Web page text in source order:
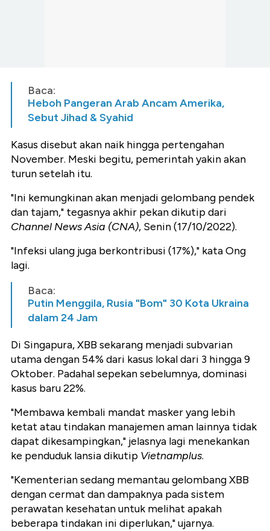
Baca:
Heboh Pangeran Arab Ancam Amerika,
Sebut Jihad & Syahid
Kasus disebut akan naik hingga pertengahan
November. Meski begitu, pemerintah yakin akan
turun setelah itu.
"Ini kemungkinan akan menjadi gelombang pendek
dan tajam," tegasnya akhir pekan dikutip dari
Channel News Asia (CNA), Senin (17/10/2022).
"Infeksi ulang juga berkontribusi (17%)," kata Ong
lagi.
Baca:
Putin Menggila, Rusia "Bom" 30 Kota Ukraina
dalam 24 Jam
Di Singapura, XBB sekarang menjadi subvarian
utama dengan 54% dari kasus lokal dari 3 hingga 9
Oktober. Padahal sepekan sebelumnya, dominasi
kasus baru 22%.
"Membawa kembali mandat masker yang lebih
ketat atau tindakan manajemen aman lainnya tidak
dapat dikesampingkan," jelasnya lagi menekankan
ke penduduk lansia dikutip Vietnamplus.
"Kementerian sedang memantau gelombang XBB
dengan cermat dan dampaknya pada sistem
perawatan kesehatan untuk melihat apakah
beberapa tindakan ini diperlukan," ujarnya.